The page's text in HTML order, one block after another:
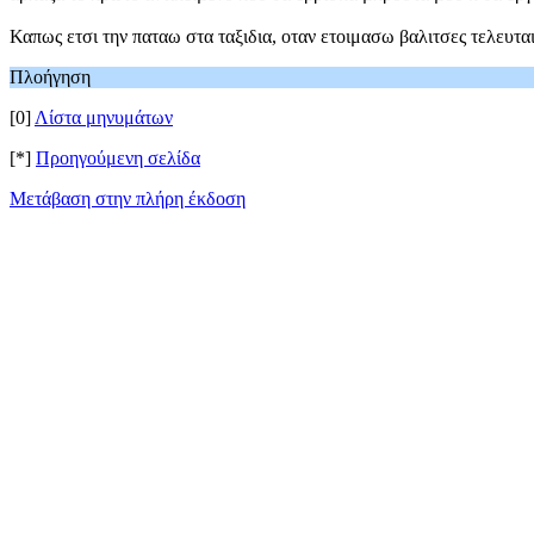
Καπως ετσι την παταω στα ταξιδια, οταν ετοιμασω βαλιτσες
Πλοήγηση
[0] Λίστα μηνυμάτων
[*] Προηγούμενη σελίδα
Μετάβαση στην πλήρη έκδοση